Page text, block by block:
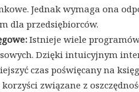
Jednak wymaga ona
dla przedsiębiorców.
Istnieje wiele
Dzięki intuicyjnym
czas poświęcany na
związane z